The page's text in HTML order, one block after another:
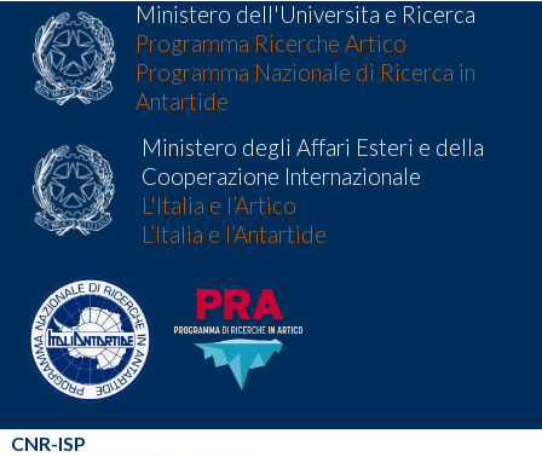
Ministero dell'Universita e Ricerca
Programma Ricerche Artico
Programma Nazionale di Ricerca in
Antartide
Ministero degli Affari Esteri e della
Cooperazione Internazionale
L'Italia e l’Artico
L’Italia e l’Antartide
CNR-ISP